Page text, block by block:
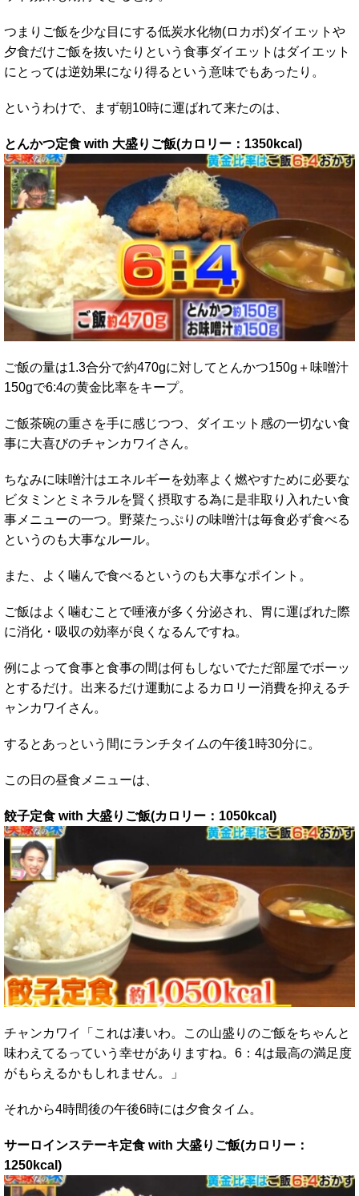
つまりご飯を少な目にする低炭水化物(ロカボ)ダイエットや
夕食だけご飯を抜いたりという食事ダイエットはダイエット
にとっては逆効果になり得るという意味でもあったり。
というわけで、まず朝10時に運ばれて来たのは、
とんかつ定食 with 大盛りご飯(カロリー：1350kcal)
ご飯の量は1.3合分で約470gに対してとんかつ150g＋味噌汁
150gで6:4の黄金比率をキープ。
ご飯茶碗の重さを手に感じつつ、ダイエット感の一切ない食
事に大喜びのチャンカワイさん。
ちなみに味噌汁はエネルギーを効率よく燃やすために必要な
ビタミンとミネラルを賢く摂取する為に是非取り入れたい食
事メニューの一つ。野菜たっぷりの味噌汁は毎食必ず食べる
というのも大事なルール。
また、よく噛んで食べるというのも大事なポイント。
ご飯はよく噛むことで唾液が多く分泌され、胃に運ばれた際
に消化・吸収の効率が良くなるんですね。
例によって食事と食事の間は何もしないでただ部屋でボーッ
とするだけ。出来るだけ運動によるカロリー消費を抑えるチ
ャンカワイさん。
するとあっという間にランチタイムの午後1時30分に。
この日の昼食メニューは、
餃子定食 with 大盛りご飯(カロリー：1050kcal)
チャンカワイ「これは凄いわ。この山盛りのご飯をちゃんと
味わえてるっていう幸せがありますね。6：4は最高の満足度
がもらえるかもしれません。」
それから4時間後の午後6時には夕食タイム。
サーロインステーキ定食 with 大盛りご飯(カロリー：
1250kcal)